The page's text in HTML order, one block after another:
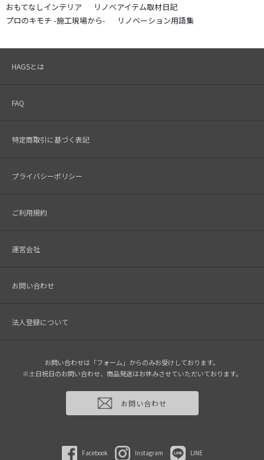
おもてなしインテリア
リノベアイテム取材日記
プロのキモチ -施工現場から-
リノベーション用語集
HAGSとは
FAQ
特定商取引に基づく表記
プライバシーポリシー
ご利用規約
運営会社
お問い合わせ
法人登録について
お問い合わせは「フォーム」からのみお受けしております。
※土日祝日のお問い合わせ、商品発送はお休みさせていただいております。
お問い合わせ
Facebook Instagram LINE